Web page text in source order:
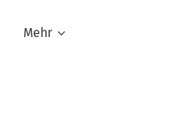
Mehr